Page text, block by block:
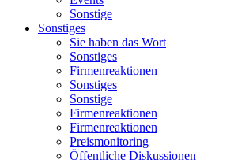
Sonstige
Sonstiges
Sie haben das Wort
Sonstiges
Firmenreaktionen
Sonstiges
Sonstige
Firmenreaktionen
Firmenreaktionen
Preismonitoring
Öffentliche Diskussionen